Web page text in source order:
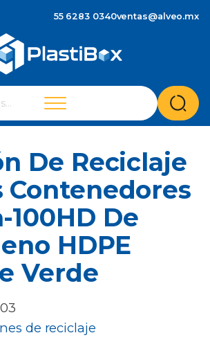
55 6283 0340ventas@alveo.mx
autocompletados, puedes
De Reciclaje
Contenedores
100HD De
HDPE
Verde
de reciclaje